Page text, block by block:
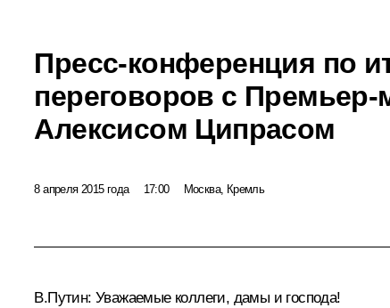
Пресс-конференция по
переговоров с
Алексисом Ципрасом
8 апреля 2015 года 17:00 Москва, Кремль
В.Путин: Уважаемые коллеги, дамы и господа!